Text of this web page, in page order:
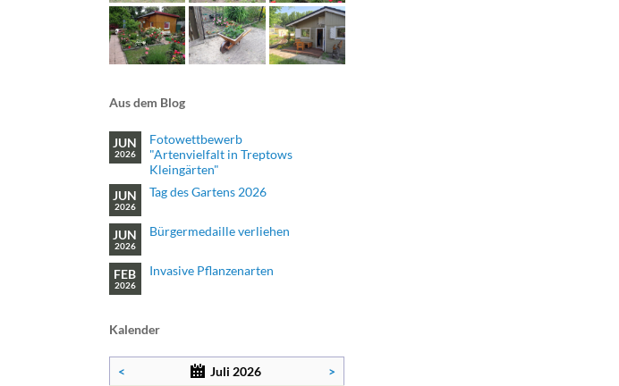
Aus dem Blog
JUN
2026
Fotowettbewerb
"Artenvielfalt in Treptows
Kleingärten"
JUN
2026
Tag des Gartens 2026
JUN
2026
Bürgermedaille verliehen
FEB
2026
Invasive Pflanzenarten
Kalender
< Juli 2026 >